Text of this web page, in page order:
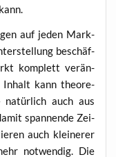
auf jeden Mark­
beschäf­
kom­plett ver­än­
Inhalt kann theo­re­
auch aus
span­nen­de Zei­
auch klei­ne­rer
not­wen­dig. Die